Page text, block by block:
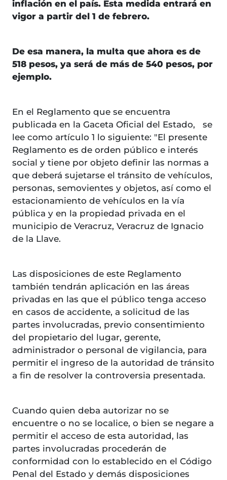
inflación en el país. Esta medida entrará en
vigor a partir del 1 de febrero.
De esa manera, la multa que ahora es de
518 pesos, ya será de más de 540 pesos, por
ejemplo.
En el Reglamento que se encuentra
publicada en la Gaceta Oficial del Estado, se
lee como artículo 1 lo siguiente: "El presente
Reglamento es de orden público e interés
social y tiene por objeto definir las normas a
que deberá sujetarse el tránsito de vehículos,
personas, semovientes y objetos, así como el
estacionamiento de vehículos en la vía
pública y en la propiedad privada en el
municipio de Veracruz, Veracruz de Ignacio
de la Llave.
Las disposiciones de este Reglamento
también tendrán aplicación en las áreas
privadas en las que el público tenga acceso
en casos de accidente, a solicitud de las
partes involucradas, previo consentimiento
del propietario del lugar, gerente,
administrador o personal de vigilancia, para
permitir el ingreso de la autoridad de tránsito
a fin de resolver la controversia presentada.
Cuando quien deba autorizar no se
encuentre o no se localice, o bien se negare a
permitir el acceso de esta autoridad, las
partes involucradas procederán de
conformidad con lo establecido en el Código
Penal del Estado y demás disposiciones